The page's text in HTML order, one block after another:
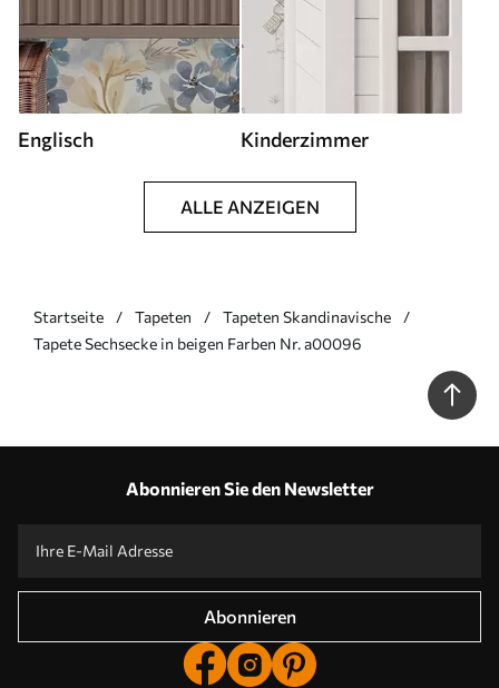
Englisch Kinderzimmer
ALLE ANZEIGEN
Startseite Tapeten
Tapeten Skandinavische
Tapete Sechsecke in beigen Farben Nr. a00096
Abonnieren Sie den Newsletter
Abonnieren